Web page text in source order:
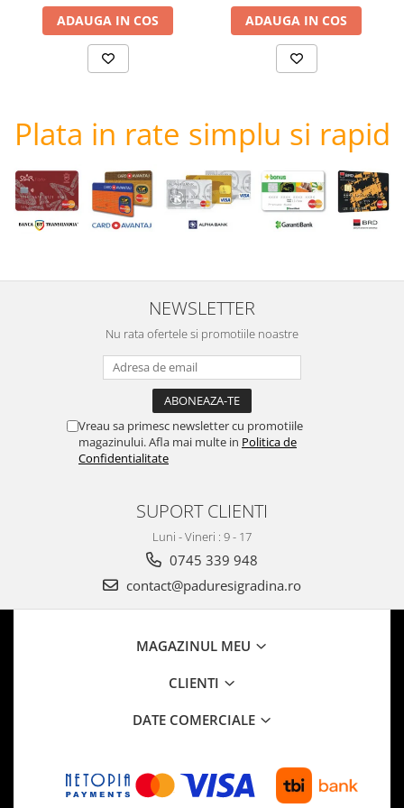
ADAUGA IN COS ADAUGA IN COS
Plata in rate simplu si rapid
NEWSLETTER
Nu rata ofertele si promotiile noastre
Vreau sa primesc newsletter cu promotiile
magazinului. Afla mai multe in Politica de
Confidentialitate
SUPORT CLIENTI
Luni - Vineri : 9 - 17
0745 339 948
contact@paduresigradina.ro
MAGAZINUL MEU
CLIENTI
DATE COMERCIALE